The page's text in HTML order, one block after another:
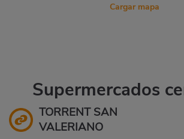
Cargar mapa
Supermercados
TORRENT SAN
VALERIANO